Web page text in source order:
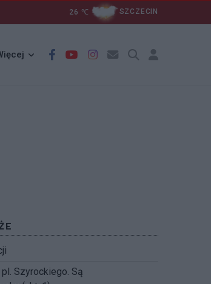
26 ℃ SZCZECIN
Szyrockiego. Są